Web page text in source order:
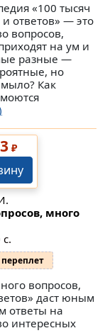
«100 тысяч
и ответов» — это
вопросов,
на ум и
разные —
но
Как
₽
много
вопросов,
даст юным
ответы на
интересных